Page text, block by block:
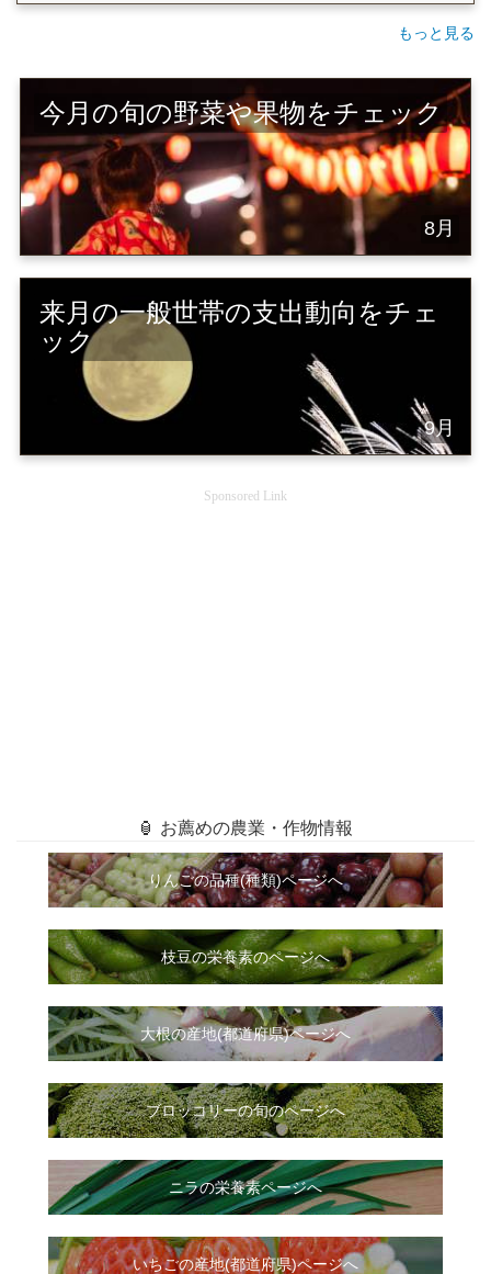
もっと見る
今月の旬の野菜や果物をチェック
8月
来月の一般世帯の支出動向をチェ
ック
9月
Sponsored Link
🏮 お薦めの農業・作物情報
りんごの品種(種類)ページへ
枝豆の栄養素のページへ
大根の産地(都道府県)ページへ
ブロッコリーの旬のページへ
ニラの栄養素ページへ
いちごの産地(都道府県)ページへ